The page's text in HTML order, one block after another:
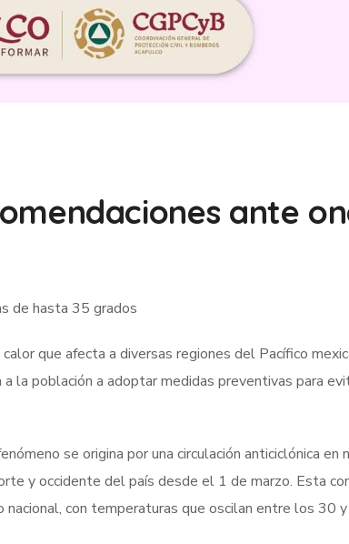
ante
de hasta 35 grados
que afecta a diversas regiones del Pacífico
la población a adoptar medidas preventivas para
se origina por una circulación anticiclónica en
y occidente del país desde el 1 de marzo. Esta
con temperaturas que oscilan entre los 30